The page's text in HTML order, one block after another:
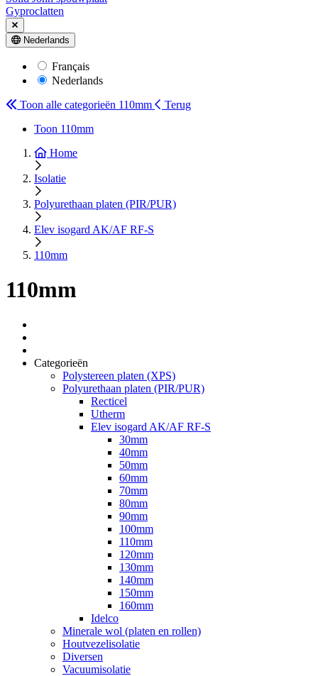
Gyproclatten
Nederlands
Français
Nederlands
Toon alle categorieën 110mm
Terug
Toon 110mm
Home
Isolatie
Polyurethaan platen (PIR/PUR)
Elev isogard AK/AF RF-S
110mm
110mm
Categorieën
Polystereen platen (XPS)
Polyurethaan platen (PIR/PUR)
Recticel
Utherm
Elev isogard AK/AF RF-S
30mm
40mm
50mm
60mm
70mm
80mm
90mm
100mm
110mm
120mm
130mm
140mm
150mm
160mm
Idelco
Minerale wol (platen en rollen)
Houtvezelisolatie
Diversen
Vacuumisolatie